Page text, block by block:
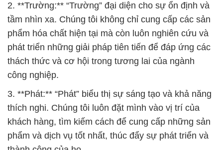
2. **Trường:** “Trường” đại diện cho sự ổn định và
tầm nhìn xa. Chúng tôi không chỉ cung cấp các sản
phẩm hóa chất hiện tại mà còn luôn nghiên cứu và
phát triển những giải pháp tiên tiến để đáp ứng các
thách thức và cơ hội trong tương lai của ngành
công nghiệp.
3. **Phát:** “Phát” biểu thị sự sáng tạo và khả năng
thích nghi. Chúng tôi luôn đặt mình vào vị trí của
khách hàng, tìm kiếm cách để cung cấp những sản
phẩm và dịch vụ tốt nhất, thúc đẩy sự phát triển và